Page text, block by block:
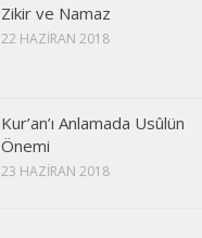
Zikir ve Namaz
22 HAZIRAN 2018
Kur’an’ı Anlamada Usûlün
Önemi
23 HAZIRAN 2018